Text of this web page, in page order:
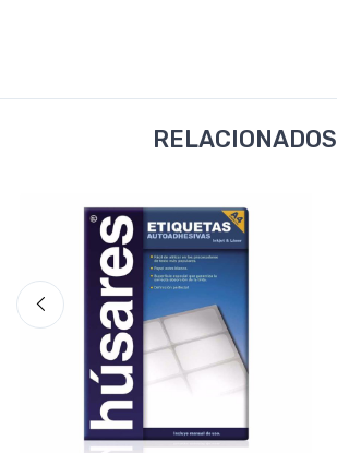
RELACIONADOS